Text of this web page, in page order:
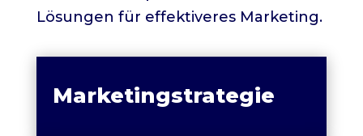
Lösungen für effektiveres Marketing.
Marketingstrategie